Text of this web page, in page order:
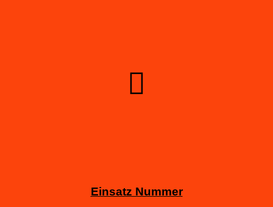
Einsatz Nummer